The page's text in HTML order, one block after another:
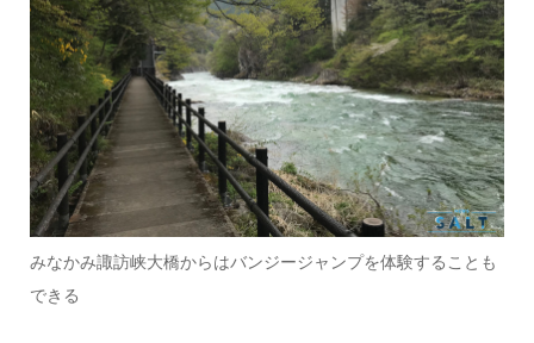
みなかみ諏訪峡大橋からはバンジージャンプを体験することも
できる